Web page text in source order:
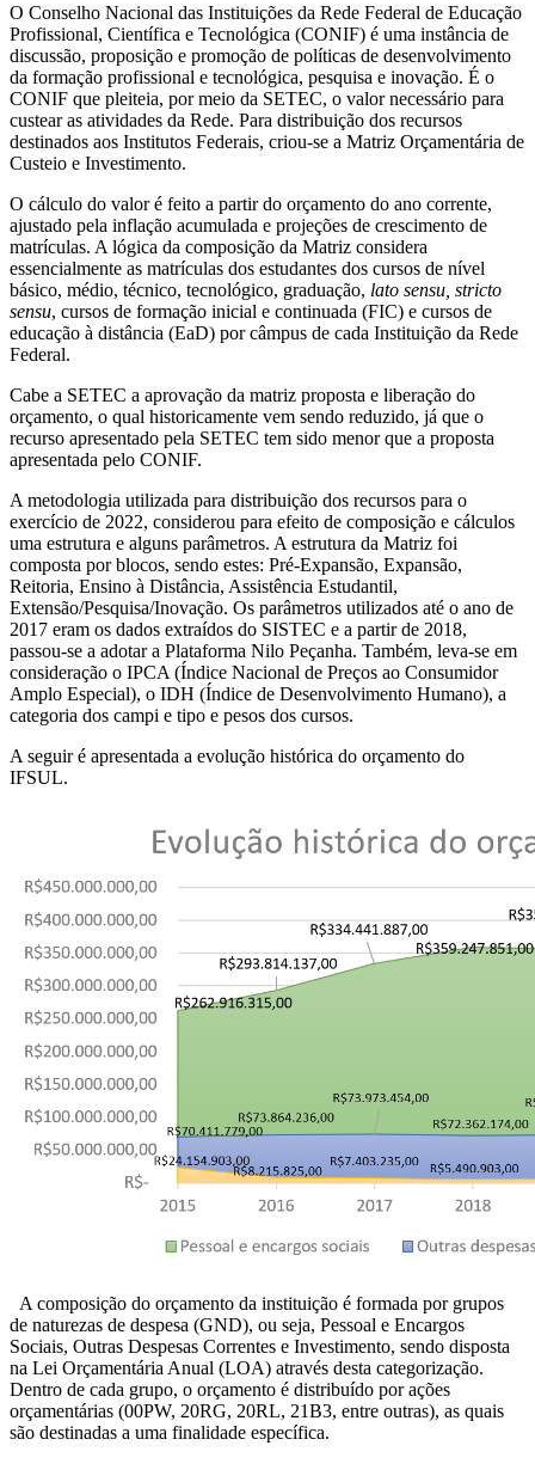
O Conselho Nacional das Instituições da Rede Federal de Educação
Profissional, Científica e Tecnológica (CONIF) é uma instância de
discussão, proposição e promoção de políticas de desenvolvimento
da formação profissional e tecnológica, pesquisa e inovação. É o
CONIF que pleiteia, por meio da SETEC, o valor necessário para
custear as atividades da Rede. Para distribuição dos recursos
destinados aos Institutos Federais, criou-se a Matriz Orçamentária de
Custeio e Investimento.
O cálculo do valor é feito a partir do orçamento do ano corrente,
ajustado pela inflação acumulada e projeções de crescimento de
matrículas. A lógica da composição da Matriz considera
essencialmente as matrículas dos estudantes dos cursos de nível
básico, médio, técnico, tecnológico, graduação, lato sensu, stricto
sensu, cursos de formação inicial e continuada (FIC) e cursos de
educação à distância (EaD) por câmpus de cada Instituição da Rede
Federal.
Cabe a SETEC a aprovação da matriz proposta e liberação do
orçamento, o qual historicamente vem sendo reduzido, já que o
recurso apresentado pela SETEC tem sido menor que a proposta
apresentada pelo CONIF.
A metodologia utilizada para distribuição dos recursos para o
exercício de 2022, considerou para efeito de composição e cálculos
uma estrutura e alguns parâmetros. A estrutura da Matriz foi
composta por blocos, sendo estes: Pré-Expansão, Expansão,
Reitoria, Ensino à Distância, Assistência Estudantil,
Extensão/Pesquisa/Inovação. Os parâmetros utilizados até o ano de
2017 eram os dados extraídos do SISTEC e a partir de 2018,
passou-se a adotar a Plataforma Nilo Peçanha. Também, leva-se em
consideração o IPCA (Índice Nacional de Preços ao Consumidor
Amplo Especial), o IDH (Índice de Desenvolvimento Humano), a
categoria dos campi e tipo e pesos dos cursos.
A seguir é apresentada a evolução histórica do orçamento do
IFSUL.
A composição do orçamento da instituição é formada por grupos
de naturezas de despesa (GND), ou seja, Pessoal e Encargos
Sociais, Outras Despesas Correntes e Investimento, sendo disposta
na Lei Orçamentária Anual (LOA) através desta categorização.
Dentro de cada grupo, o orçamento é distribuído por ações
orçamentárias (00PW, 20RG, 20RL, 21B3, entre outras), as quais
são destinadas a uma finalidade específica.